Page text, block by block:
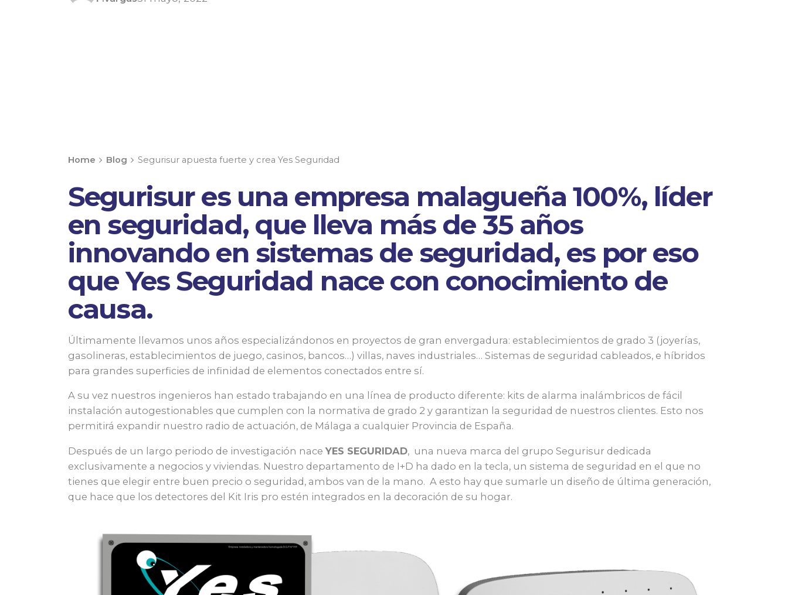
Home Blog Segurisur apuesta fuerte y crea Yes Seguridad
Segurisur es una empresa malagueña 100%, líder
en seguridad, que lleva más de 35 años
innovando en sistemas de seguridad, es por eso
que Yes Seguridad nace con conocimiento de
causa.
Últimamente llevamos unos años especializándonos en proyectos de gran envergadura: establecimientos de grado 3 (joyerías,
gasolineras, establecimientos de juego, casinos, bancos…) villas, naves industriales… Sistemas de seguridad cableados, e híbridos
para grandes superficies de infinidad de elementos conectados entre sí.
A su vez nuestros ingenieros han estado trabajando en una línea de producto diferente: kits de alarma inalámbricos de fácil
instalación autogestionables que cumplen con la normativa de grado 2 y garantizan la seguridad de nuestros clientes. Esto nos
permitirá expandir nuestro radio de actuación, de Málaga a cualquier Provincia de España.
Después de un largo periodo de investigación nace YES SEGURIDAD, una nueva marca del grupo Segurisur dedicada
exclusivamente a negocios y viviendas. Nuestro departamento de I+D ha dado en la tecla, un sistema de seguridad en el que no
tienes que elegir entre buen precio o seguridad, ambos van de la mano. A esto hay que sumarle un diseño de última generación,
que hace que los detectores del Kit Iris pro estén integrados en la decoración de su hogar.